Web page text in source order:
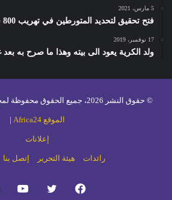
5 مارس، 2021
فتح تحقيق لتحديد المتورطين في تهريب 800 قرص طبي مخدر بطنجة
17 نوفمبر، 2019
ولد الكرية يعود الى بيته وهذا ما صرح به
© حقوق النشر 2026، جميع الحقوق محفوظة لمجلة رائدات |
الموقع Africa24 |
إعلانات
رائدات هيئة التحرير إتصل بنا
فيسبوك تويتر